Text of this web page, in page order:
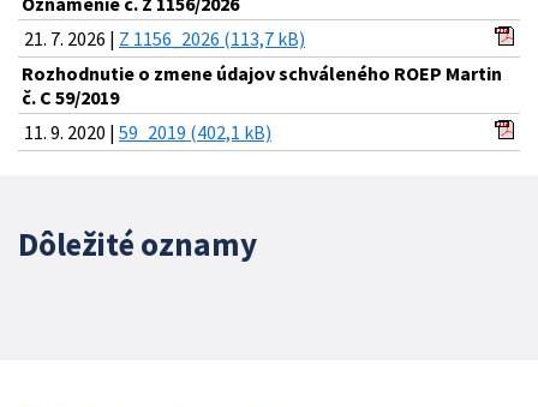
21. 7. 2026 | Z 1156_2026 (113,7 kB)
Rozhodnutie o zmene údajov schváleného ROEP Martin
č. C 59/2019
11. 9. 2020 | 59_2019 (402,1 kB)
Dôležité oznamy